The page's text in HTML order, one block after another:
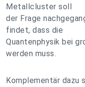
Metallcluster soll
der Frage
findet, dass die
Quantenphysik bei
werden muss.
Komplementär dazu